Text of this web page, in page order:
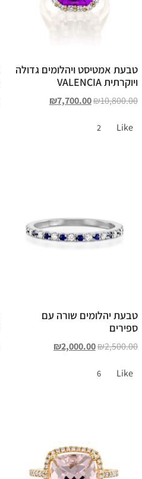
טבעת אמטיסט ויהלומים גדולה
ויוקרתית VALENCIA
₪10,800.00
₪7,700.00
Like
2
טבעת יהלומים שורה עם
ספירים
₪2,500.00
₪2,000.00
Like
6